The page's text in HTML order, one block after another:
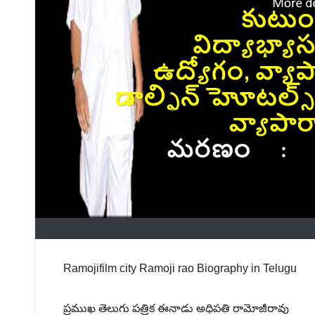
Ramojifilm city Ramoji rao Biography in Telugu
ప్రముఖ తెలుగు పత్రిక ఈనాడు అధిపతి రామోజీరావు